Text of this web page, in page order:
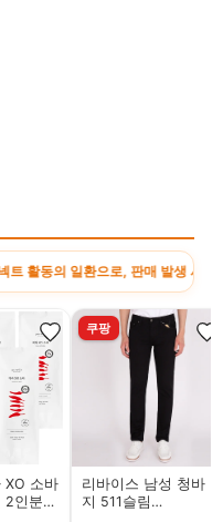
환으로, 판매 발생 시 수수
XO 소바
2인분
쿠팡
리바이스 남성 청바
지 511슬림